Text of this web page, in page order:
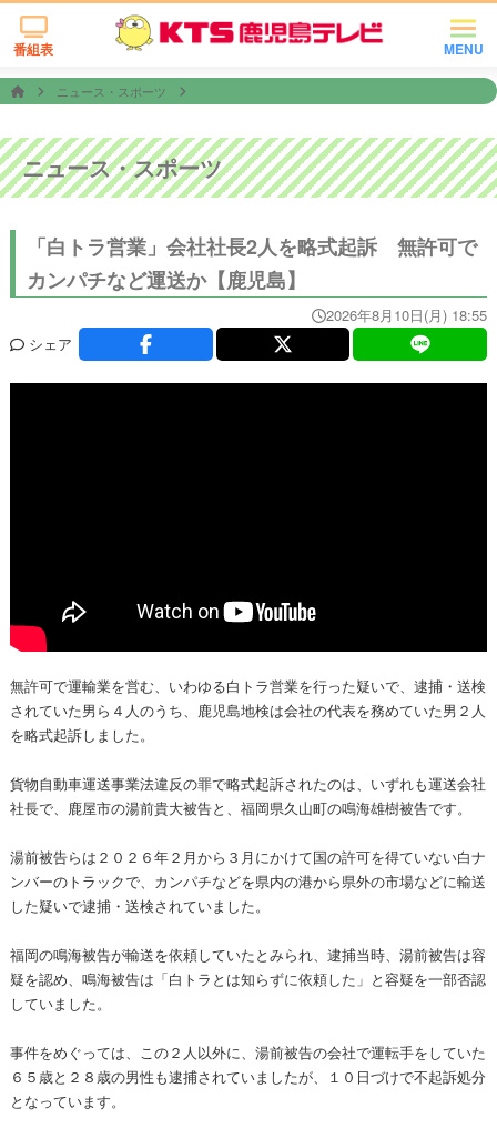
MENU
番組表
ニュース・スポーツ
ニュース・スポーツ
「白トラ営業」会社社長2人を略式起訴 無許可で
カンパチなど運送か【鹿児島】
2026年8月10日(月) 18:55
シェア
無許可で運輸業を営む、いわゆる白トラ営業を行った疑いで、逮捕・送検
されていた男ら４人のうち、鹿児島地検は会社の代表を務めていた男２人
を略式起訴しました。
貨物自動車運送事業法違反の罪で略式起訴されたのは、いずれも運送会社
社長で、鹿屋市の湯前貴大被告と、福岡県久山町の鳴海雄樹被告です。
湯前被告らは２０２６年２月から３月にかけて国の許可を得ていない白ナ
ンバーのトラックで、カンパチなどを県内の港から県外の市場などに輸送
した疑いで逮捕・送検されていました。
福岡の鳴海被告が輸送を依頼していたとみられ、逮捕当時、湯前被告は容
疑を認め、鳴海被告は「白トラとは知らずに依頼した」と容疑を一部否認
していました。
事件をめぐっては、この２人以外に、湯前被告の会社で運転手をしていた
６５歳と２８歳の男性も逮捕されていましたが、１０日づけで不起訴処分
となっています。